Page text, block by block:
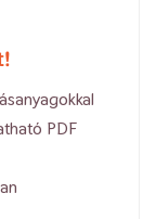
PDF